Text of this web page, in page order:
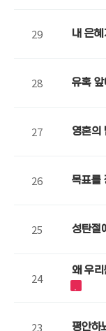
29 내 은
28 유혹 앞
27 영혼의
26 목표를
25 성탄절
24
왜 우
니까?
23 평안하